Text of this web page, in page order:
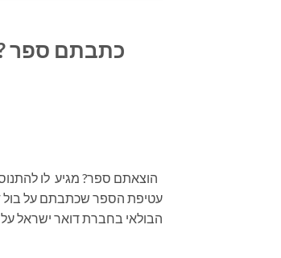
כתבתם ספר
הוצאתם ספר? מגיע לו
עטיפת הספר שכתבתם על בול
הבולאי בחברת דואר ישראל